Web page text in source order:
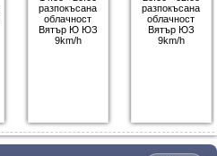
разпокъсана
облачност
Вятър Ю ЮЗ
9km/h
разпокъсана
облачност
Вятър ЮЗ
9km/h